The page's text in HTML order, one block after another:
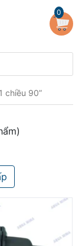
0
chiều 90”